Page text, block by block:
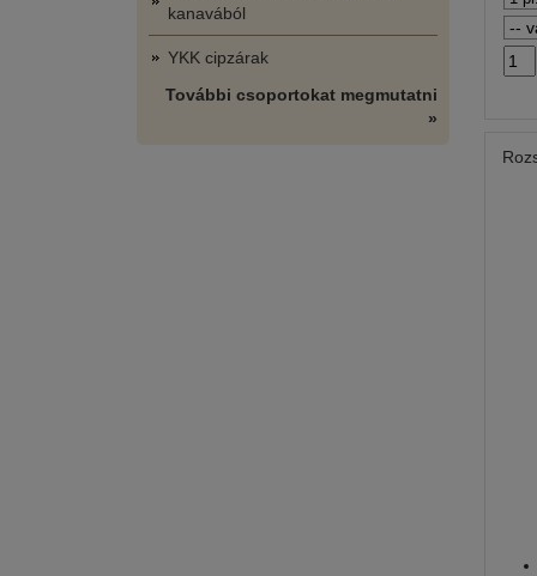
kanavából
YKK cipzárak
További csoportokat megmutatni
»